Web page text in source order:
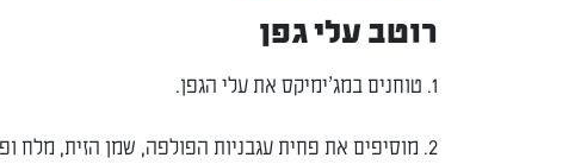
רוטב עלי גפן
1. טוחנים במג’ימיקס את עלי הגפן.
2. מוסיפים את פחית עגבניות הפולפה, שמן הזית, מלח ופלפל.